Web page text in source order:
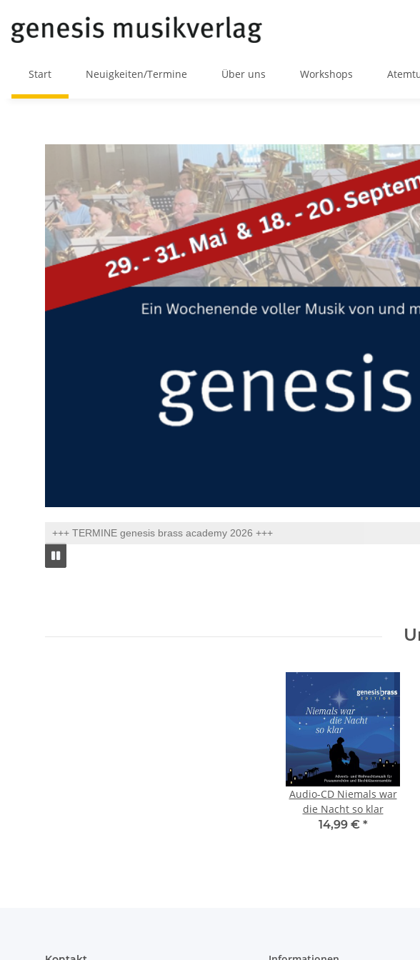
Start Neuigkeiten/Termine Über uns Workshops
+++ TERMINE genesis brass academy 2026 +++
Audio-CD Niemals war
die Nacht so klar
14,99 € *